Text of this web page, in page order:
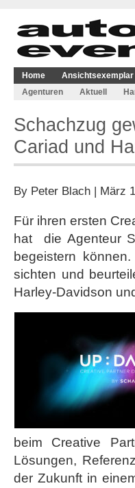
Home Ansichtsexemplar
Agenturen
Aktuell
Schachzug
Cariad und
By Peter Blach | März
Für ihren ersten
hat die Agenteur
begeistern
sichten und
Harley-Davidson
beim Creative
Lösungen,
der Zukunft in